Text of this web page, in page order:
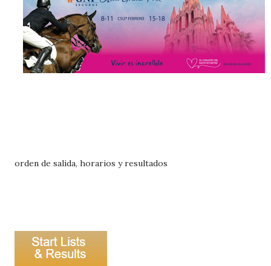
orden de salida, horarios y resultados